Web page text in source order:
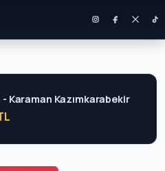
- Karaman Kazımkarabekir